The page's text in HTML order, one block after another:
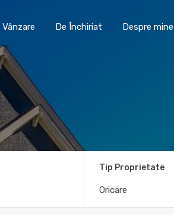
Piatra Neamt De Vânzare
Vânzare De Închiriat Despre mine
Tip Proprietate
Oricare